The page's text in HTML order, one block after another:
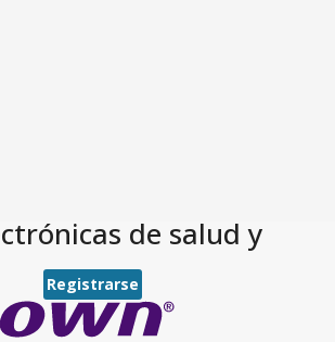
de salud y
Registrarse